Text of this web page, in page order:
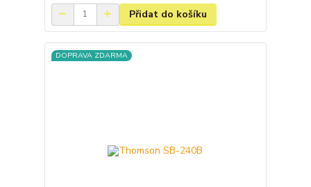
Přidat do košíku
DOPRAVA ZDARMA